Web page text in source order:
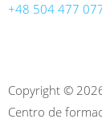
+48 504 477
Copyright ©
Centro de